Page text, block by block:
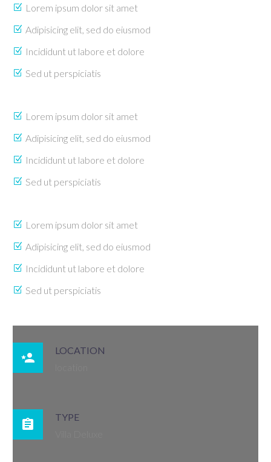
Lorem ipsum dolor sit amet
Adipisicing elit, sed do eiusmod
Incididunt ut labore et dolore
Sed ut perspiciatis
Lorem ipsum dolor sit amet
Adipisicing elit, sed do eiusmod
Incididunt ut labore et dolore
Sed ut perspiciatis
Lorem ipsum dolor sit amet
Adipisicing elit, sed do eiusmod
Incididunt ut labore et dolore
Sed ut perspiciatis

LOCATION

TYPE